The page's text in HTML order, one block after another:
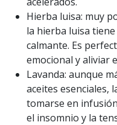
Hierba luisa: muy
la hierba luisa
calmante. Es
emocional y aliviar
Lavanda: aunque
aceites esenciales,
tomarse en
el insomnio y la